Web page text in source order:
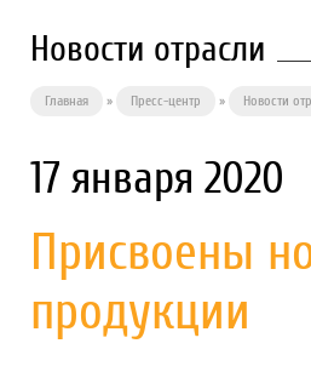
Новости отрасли
Главная » Пресс-центр » Новости
17 января 2020
Присвоены
продукции